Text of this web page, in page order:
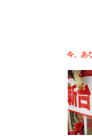
番組
ロフ
今、あ